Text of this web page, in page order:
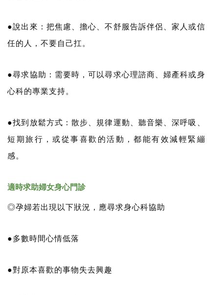
●說出來：把焦慮、擔心、不舒服告訴伴侶、家人或信
任的人，不要自己扛。
●尋求協助：需要時，可以尋求心理諮商、婦產科或身
心科的專業支持。
●找到放鬆方式：散步、規律運動、聽音樂、深呼吸、
短期旅行，或從事喜歡的活動，都能有效減輕緊繃
感。
適時求助婦女身心門診
◎孕婦若出現以下狀況，應尋求身心科協助
●多數時間心情低落
●對原本喜歡的事物失去興趣